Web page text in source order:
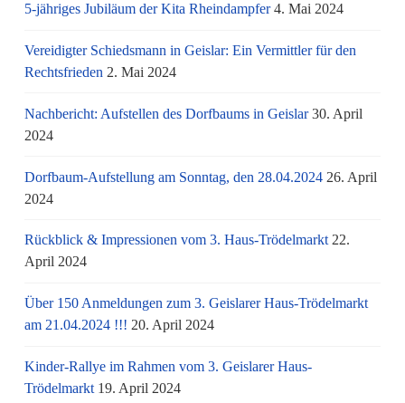
5-jähriges Jubiläum der Kita Rheindampfer 4. Mai 2024
Vereidigter Schiedsmann in Geislar: Ein Vermittler für den
Rechtsfrieden 2. Mai 2024
Nachbericht: Aufstellen des Dorfbaums in Geislar 30. April
2024
Dorfbaum-Aufstellung am Sonntag, den 28.04.2024 26. April
2024
Rückblick & Impressionen vom 3. Haus-Trödelmarkt 22.
April 2024
Über 150 Anmeldungen zum 3. Geislarer Haus-Trödelmarkt
am 21.04.2024 !!! 20. April 2024
Kinder-Rallye im Rahmen vom 3. Geislarer Haus-
Trödelmarkt 19. April 2024